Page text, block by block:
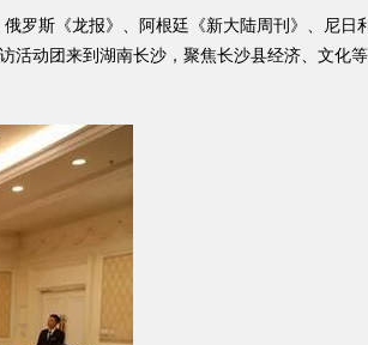
罗斯《龙报》、阿根廷《新大陆周刊》、尼日
活动团来到湖南长沙，聚焦长沙县经济、文化